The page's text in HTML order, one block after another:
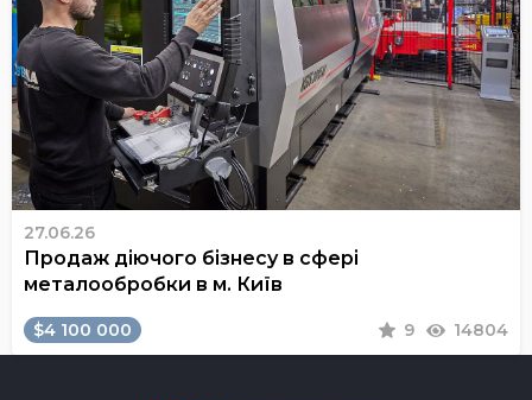
27.06.26
Продаж діючого бізнесу в сфері
металообробки в м. Київ
$4 100 000 9 14804